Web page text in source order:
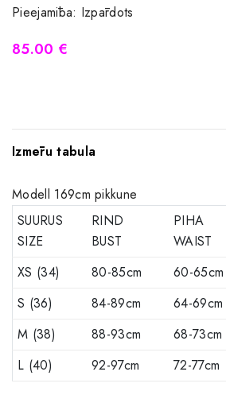
Pieejamība: Izpārdots
85.00 €
Izmēru tabula
Modell 169cm pikkune
SUURUS
SIZE
RIND
BUST
PIHA
WAIST
XS (34)
80-85cm 60-65cm
S (36)
84-89cm 64-69cm
M (38)
88-93cm 68-73cm
L (40)
92-97cm 72-77cm